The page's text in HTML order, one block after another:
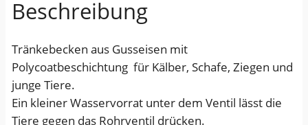
n
A
B
Y
L
A
Beschreibung
Tränkebecken aus Gusseisen mit
Polycoatbeschichtung für Kälber, Schafe, Ziegen und
junge Tiere.
Ein kleiner Wasservorrat unter dem Ventil lässt die
Tiere gegen das Rohrventil drücken.